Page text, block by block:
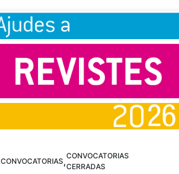
CONVOCATORIAS,CONVOCATORIAS
CERRADAS